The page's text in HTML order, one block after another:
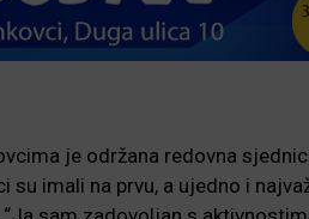
je održana redovna
su imali na prvu, a ujedno i